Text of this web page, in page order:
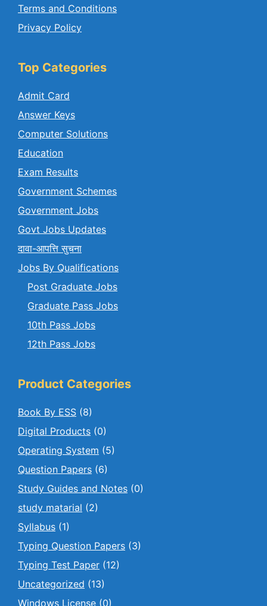
Terms and Conditions
Privacy Policy
Top Categories
Admit Card
Answer Keys
Computer Solutions
Education
Exam Results
Government Schemes
Government Jobs
Govt Jobs Updates
दावा-आपत्ति सुचना
Jobs By Qualifications
Post Graduate Jobs
Graduate Pass Jobs
10th Pass Jobs
12th Pass Jobs
Product Categories
Book By ESS (8)
Digital Products (0)
Operating System (5)
Question Papers (6)
Study Guides and Notes (0)
study matarial (2)
Syllabus (1)
Typing Question Papers (3)
Typing Test Paper (12)
Uncategorized (13)
Windows License (0)